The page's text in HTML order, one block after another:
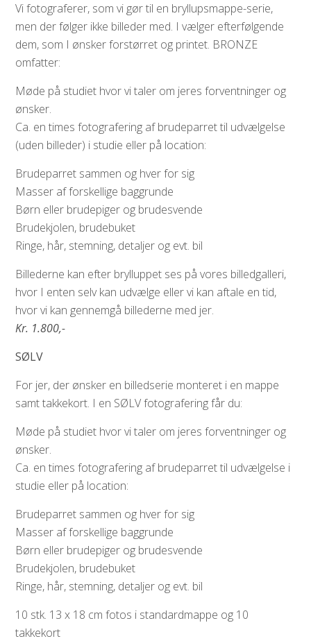
Vi fotograferer, som vi gør til en bryllupsmappe-serie,
men der følger ikke billeder med. I vælger efterfølgende
dem, som I ønsker forstørret og printet. BRONZE
omfatter:
Møde på studiet hvor vi taler om jeres forventninger og
ønsker.
Ca. en times fotografering af brudeparret til udvælgelse
(uden billeder) i studie eller på location:
Brudeparret sammen og hver for sig
Masser af forskellige baggrunde
Børn eller brudepiger og brudesvende
Brudekjolen, brudebuket
Ringe, hår, stemning, detaljer og evt. bil
Billederne kan efter brylluppet ses på vores billedgalleri,
hvor I enten selv kan udvælge eller vi kan aftale en tid,
hvor vi kan gennemgå billederne med jer.
Kr. 1.800,-
SØLV
For jer, der ønsker en billedserie monteret i en mappe
samt takkekort. I en SØLV fotografering får du:
Møde på studiet hvor vi taler om jeres forventninger og
ønsker.
Ca. en times fotografering af brudeparret til udvælgelse i
studie eller på location:
Brudeparret sammen og hver for sig
Masser af forskellige baggrunde
Børn eller brudepiger og brudesvende
Brudekjolen, brudebuket
Ringe, hår, stemning, detaljer og evt. bil
10 stk. 13 x 18 cm fotos i standardmappe og 10
takkekort